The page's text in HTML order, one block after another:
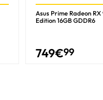
Asus Prime Radeon
Edition 16GB GDDR6
749€99